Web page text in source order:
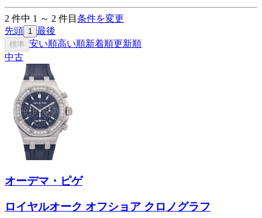
2 件中 1 ～ 2 件目 条件を変更
先頭 1 最後
標準 安い順高い順新着順更新順
中古
オーデマ・ピゲ
ロイヤルオーク オフショア クロノグラフ